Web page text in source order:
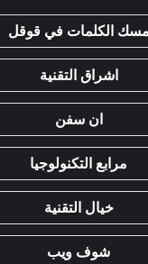
مسك الكلمات في قوقل
اشراق التقنية
ان سفن
مرابع التكنولوجيا
خيال التقنية
شوف ويب